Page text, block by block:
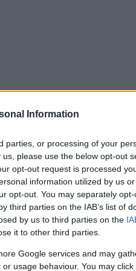
Information
parties, or processing of your
please use the below opt-out
opt-out request is processed
information utilized by us
opt-out. You may separately
third parties on the IAB’s list of
by us to third parties on the
it to other third parties.
Google services and may
usage behaviour. You may
Sciogliete il
e uov. Quando sarà
(con pellicola o
un coppasta di 9 cm di
ogni disco con un altro
raggiunge i 170
spolverateli di